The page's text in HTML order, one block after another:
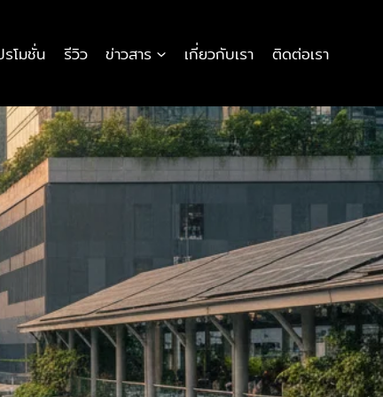
รโมชั่น รีวิว ข่าวสาร เกี่ยวกับเรา ติดต่อเรา